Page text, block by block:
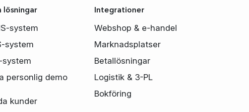
lösningar
system
system
system
personlig demo
kunder
Integrationer
Webshop & e-handel
Marknadsplatser
Betallösningar
Logistik & 3-PL
Bokföring